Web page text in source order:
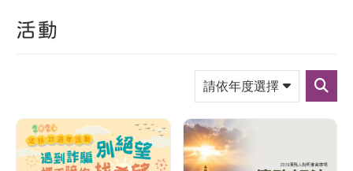
活動
依
年
選
擇
送
篩